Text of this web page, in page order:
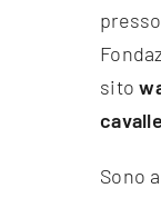
sito
Sono